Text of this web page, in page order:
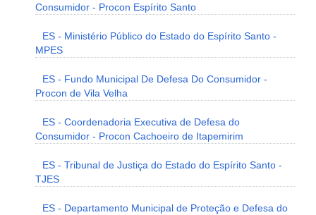
Consumidor - Procon Espírito Santo
ES - Ministério Público do Estado do Espírito Santo -
MPES
ES - Fundo Municipal De Defesa Do Consumidor -
Procon de Vila Velha
ES - Coordenadoria Executiva de Defesa do
Consumidor - Procon Cachoeiro de Itapemirim
ES - Tribunal de Justiça do Estado do Espírito Santo -
TJES
ES - Departamento Municipal de Proteção e Defesa do